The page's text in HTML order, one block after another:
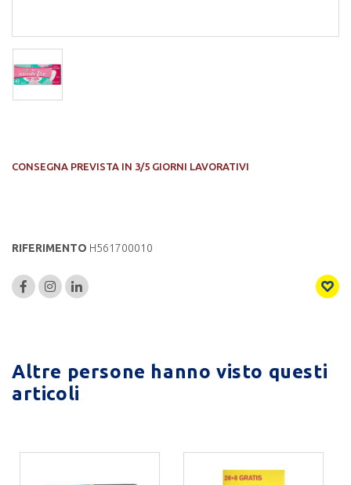
CONSEGNA PREVISTA IN 3/5 GIORNI LAVORATIVI
RIFERIMENTO H561700010
Altre persone hanno visto questi
articoli